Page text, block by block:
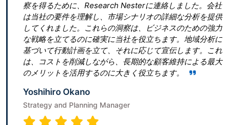
に、Research Nesterに連絡しました。会社
を理解し、市場シナリオの詳細な分析を提供
た。これらの洞察は、ビジネスのための強力
るのに確実に当社を役立ちます。地域分析に
計画を立て、それに応じて宣伝します。これ
削減しながら、長期的な顧客維持による最大
活用するのに大きく役立ちます。
Okano
Planning Manager
とって最良の決
ん。 私たちは「
ぎたいと考えて
青写真を作成す
は、従うべき勝
ビゲートするの